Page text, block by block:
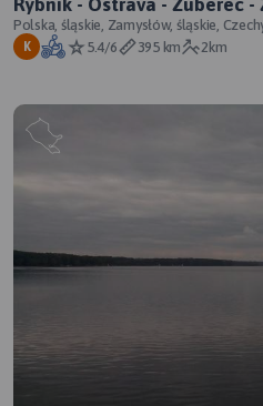
Rybnik - Ostrava - Zuberec -
Pszczyna
Polska, śląskie, Zamysłów, śląskie,
K 5.4/6 395 km 2km